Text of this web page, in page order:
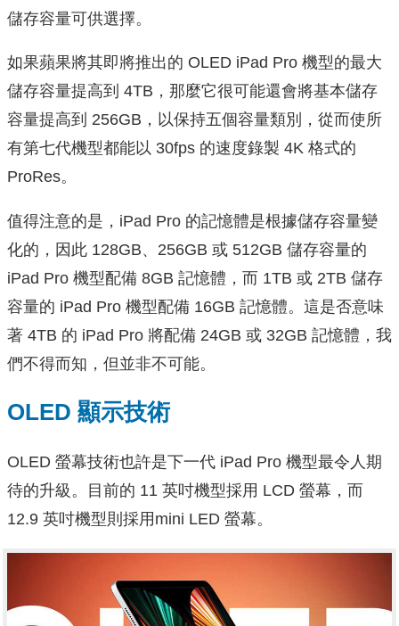
儲存容量可供選擇。
如果蘋果將其即將推出的 OLED iPad Pro 機型的最大
儲存容量提高到 4TB，那麼它很可能還會將基本儲存
容量提高到 256GB，以保持五個容量類別，從而使所
有第七代機型都能以 30fps 的速度錄製 4K 格式的
ProRes。
值得注意的是，iPad Pro 的記憶體是根據儲存容量變
化的，因此 128GB、256GB 或 512GB 儲存容量的
iPad Pro 機型配備 8GB 記憶體，而 1TB 或 2TB 儲存
容量的 iPad Pro 機型配備 16GB 記憶體。這是否意味
著 4TB 的 iPad Pro 將配備 24GB 或 32GB 記憶體，我
們不得而知，但並非不可能。
OLED 顯示技術
OLED 螢幕技術也許是下一代 iPad Pro 機型最令人期
待的升級。目前的 11 英吋機型採用 LCD 螢幕，而
12.9 英吋機型則採用mini LED 螢幕。